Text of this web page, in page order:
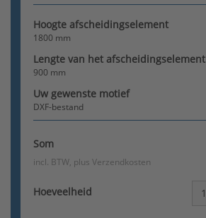
Hoogte afscheidingselement
1800 mm
Lengte van het afscheidingselement
900 mm
Uw gewenste motief
DXF-bestand
Som
incl. BTW, plus Verzendkosten
Hoeveelheid